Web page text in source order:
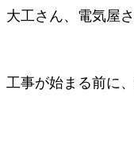
大工さん、電気屋
工事が始まる前に